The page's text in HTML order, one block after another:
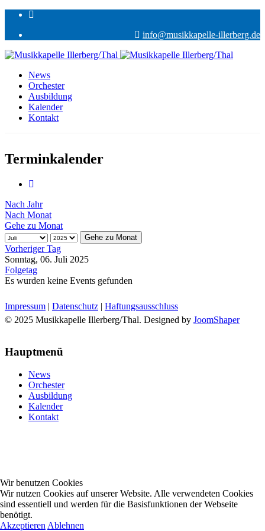
info@musikkapelle-illerberg.de
News
Orchester
Ausbildung
Kalender
Kontakt
Terminkalender
Nach Jahr
Nach Monat
Gehe zu Monat
Gehe zu Monat
Vorheriger Tag
Sonntag, 06. Juli 2025
Folgetag
Es wurden keine Events gefunden
Impressum | Datenschutz | Haftungsausschluss
© 2025 Musikkapelle Illerberg/Thal. Designed by JoomShaper
Hauptmenü
News
Orchester
Ausbildung
Kalender
Kontakt
Wir benutzen Cookies
Wir nutzen Cookies auf unserer Website. Alle verwendeten Cookies
sind essentiell und werden für die Basisfunktionen der Webseite
benötigt.
Akzeptieren Ablehnen